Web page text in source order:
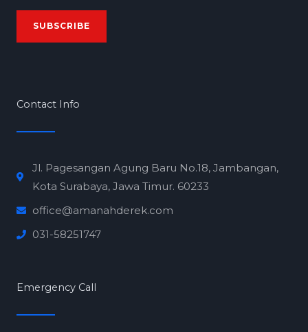
a
SUBSCRIBE
Contact Info
Jl. Pagesangan Agung Baru No.18, Jambangan,
Kota Surabaya, Jawa Timur. 60233
office@amanahderek.com
031-58251747
Emergency Call